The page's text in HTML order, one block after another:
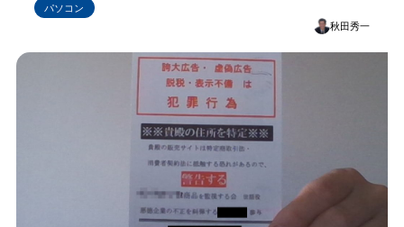
パソコン
秋田秀一